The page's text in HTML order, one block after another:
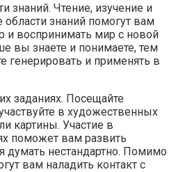
знаний. Чтение, изучение и
знаний помогут вам
и воспринимать мир с новой
вы знаете и понимаете, тем
и применять в
заданиях. Посещайте
в художественных
картины. Участие в
поможет вам развить
думать нестандартно. Помимо
вам наладить контакт с